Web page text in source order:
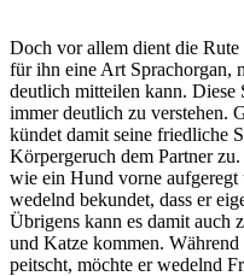
Doch vor allem dient die
für ihn eine Art Sprachorgan,
deutlich mitteilen kann. Diese
immer deutlich zu verstehen.
kündet damit seine friedliche
Körpergeruch dem Partner
wie ein Hund vorne
wedelnd bekundet, dass er
Übrigens kann es damit auch
und Katze kommen.
peitscht, möchte er wedelnd